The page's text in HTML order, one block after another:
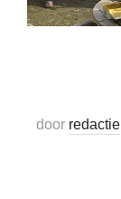
door redactie